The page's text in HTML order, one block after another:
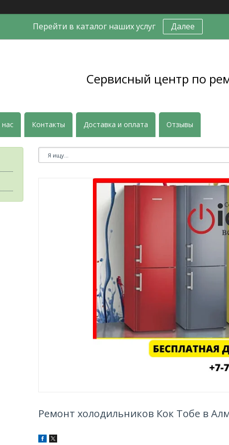
Перейти в каталог наших услуг Далее
Сервисный центр по
Контакты Доставка и оплата Отзывы
Ремонт холодильников Кок Тобе в